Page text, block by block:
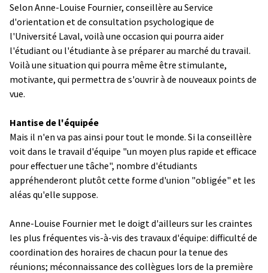
Selon Anne-Louise Fournier, conseillère au Service
d'orientation et de consultation psychologique de
l'Université Laval, voilà une occasion qui pourra aider
l'étudiant ou l'étudiante à se préparer au marché du travail.
Voilà une situation qui pourra même être stimulante,
motivante, qui permettra de s'ouvrir à de nouveaux points de
vue.
Hantise de l'équipée
Mais il n'en va pas ainsi pour tout le monde. Si la conseillère
voit dans le travail d'équipe "un moyen plus rapide et efficace
pour effectuer une tâche", nombre d'étudiants
appréhenderont plutôt cette forme d'union "obligée" et les
aléas qu'elle suppose.
Anne-Louise Fournier met le doigt d'ailleurs sur les craintes
les plus fréquentes vis-à-vis des travaux d'équipe: difficulté de
coordination des horaires de chacun pour la tenue des
réunions; méconnaissance des collègues lors de la première